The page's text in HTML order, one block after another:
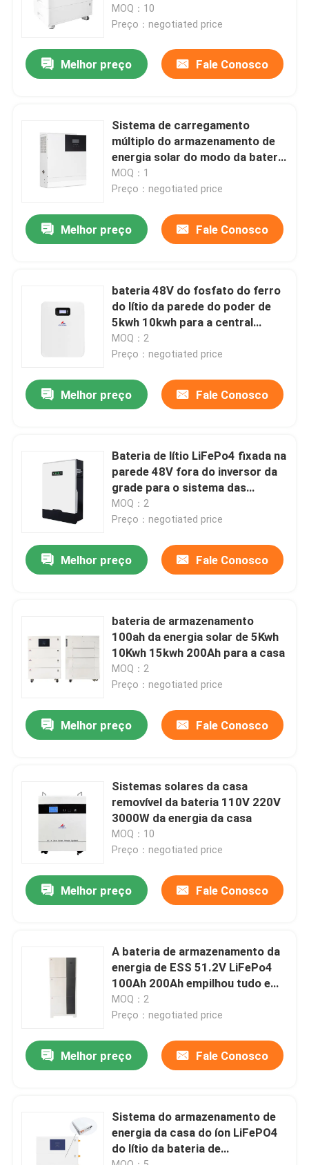
Produtos
Show de RV
Quem Somos
Controle de Qualidade
notícias
Bateria do íon LiFePO4 do lítio
20KWH
MOQ：10
Preço：negotiated price
Melhor preço Fale Conosco
Sistema de carregamento
múltiplo do armazenamento de
energia solar do modo da bateria
de armazenamento da energia da
casa
MOQ：1
Preço：negotiated price
Melhor preço Fale Conosco
bateria 48V do fosfato do ferro
do lítio da parede do poder de
5kwh 10kwh para a central
elétrica da casa
MOQ：2
Preço：negotiated price
Melhor preço Fale Conosco
Bateria de lítio LiFePo4 fixada na
parede 48V fora do inversor da
grade para o sistema das
energias solares da casa
MOQ：2
Preço：negotiated price
Melhor preço Fale Conosco
bateria de armazenamento
100ah da energia solar de 5Kwh
10Kwh 15kwh 200Ah para a casa
MOQ：2
Preço：negotiated price
Melhor preço Fale Conosco
Sistemas solares da casa
removível da bateria 110V 220V
3000W da energia da casa
MOQ：10
Preço：negotiated price
Melhor preço Fale Conosco
A bateria de armazenamento da
energia de ESS 51.2V LiFePo4
100Ah 200Ah empilhou tudo em
um sistema
MOQ：2
Preço：negotiated price
Melhor preço Fale Conosco
Sistema do armazenamento de
energia da casa do íon LiFePO4
do lítio da bateria de